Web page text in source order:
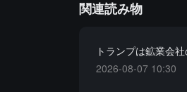
関連読み物
トランプは鉱業会
2026-08-07 10:30